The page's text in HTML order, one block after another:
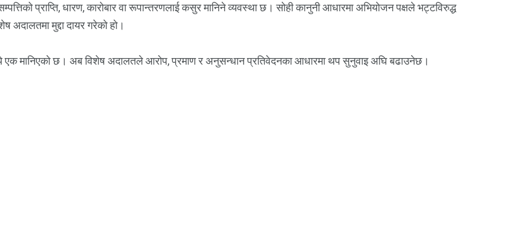
प्राप्ति, धारण, कारोबार वा रूपान्तरणलाई कसुर मानिने व्यवस्था छ। सोही कानुनी आधारमा अभियोजन पक्षले भट्टविरुद्ध
अदालतमा मुद्दा दायर गरेको हो।
एक मानिएको छ। अब विशेष अदालतले आरोप, प्रमाण र अनुसन्धान प्रतिवेदनका आधारमा थप सुनुवाइ अघि बढाउनेछ।